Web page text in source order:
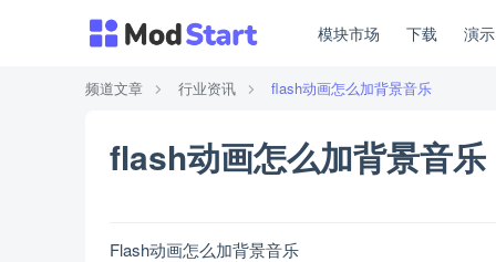
模块市场 下载 演示
频道文章 行业资讯 flash动画怎么加背景音乐
flash动画怎么加背景音乐
Flash动画怎么加背景音乐